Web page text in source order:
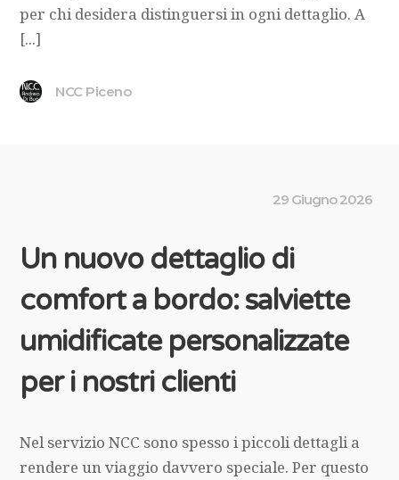
per chi desidera distinguersi in ogni dettaglio. A
[...]
NCC Piceno
29 Giugno 2026
Un nuovo dettaglio di
comfort a bordo: salviette
umidificate personalizzate
per i nostri clienti
Nel servizio NCC sono spesso i piccoli dettagli a
rendere un viaggio davvero speciale. Per questo